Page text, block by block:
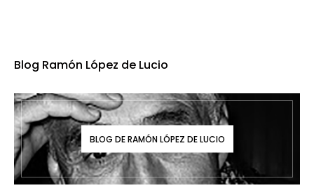
Blog Ramón López de Lucio
BLOG DE RAMÓN LÓPEZ DE LUCIO